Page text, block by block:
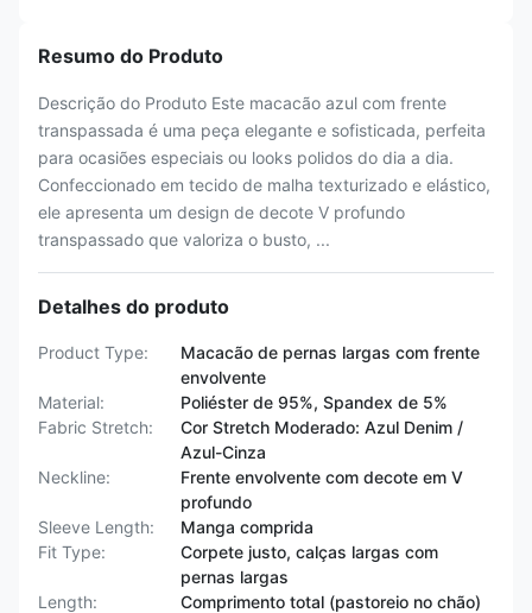
Resumo do Produto
Descrição do Produto Este macacão azul com frente
transpassada é uma peça elegante e sofisticada, perfeita
para ocasiões especiais ou looks polidos do dia a dia.
Confeccionado em tecido de malha texturizado e elástico,
ele apresenta um design de decote V profundo
transpassado que valoriza o busto, ...
Detalhes do produto
Product Type:
Macacão de pernas largas com frente
envolvente
Material:
Poliéster de 95%, Spandex de 5%
Fabric Stretch:
Cor Stretch Moderado: Azul Denim /
Azul-Cinza
Neckline:
Frente envolvente com decote em V
profundo
Sleeve Length:
Manga comprida
Fit Type:
Corpete justo, calças largas com
pernas largas
Length:
Comprimento total (pastoreio no chão)